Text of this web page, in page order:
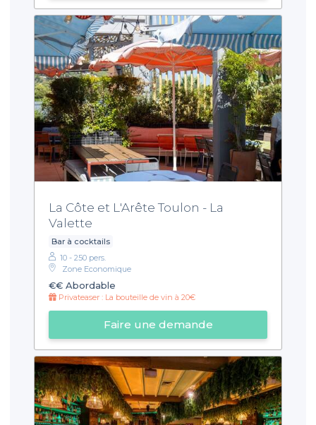
La Côte et L'Arête Toulon - La
Valette
Bar à cocktails
10 - 250 pers.
Zone Economique
€€ Abordable
Privateaser : La bouteille de vin à 20€
Faire une demande